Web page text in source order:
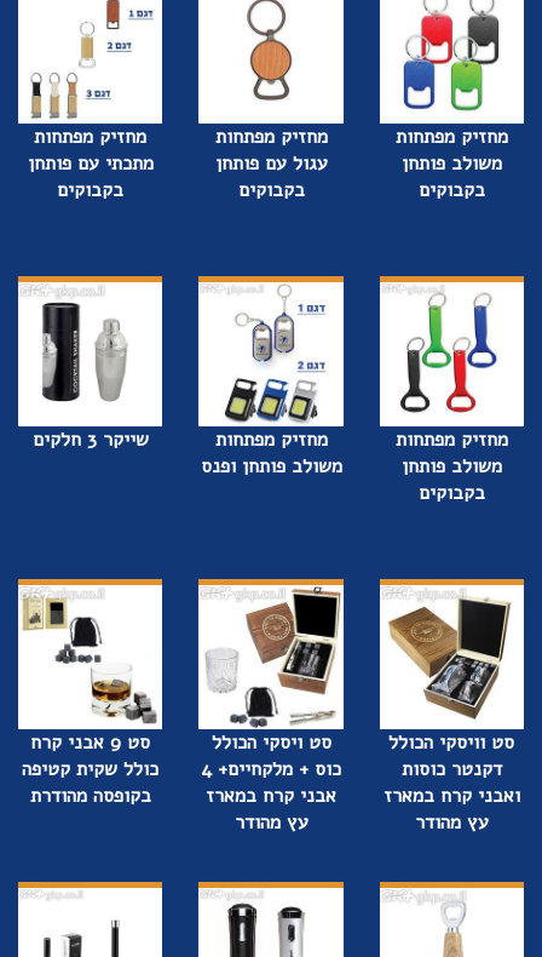
מחזיק מפתחות
משולב פותחן
בקבוקים
מחזיק מפתחות
עגול עם פותחן
בקבוקים
מחזיק מפתחות
מתכתי עם פותחן
בקבוקים
מחזיק מפתחות
משולב פותחן
בקבוקים
מחזיק מפתחות
משולב פותחן ופנס
שייקר 3 חלקים
סט וויסקי הכולל
דקנטר כוסות
ואבני קרח במארז
עץ מהודר
סט ויסקי הכולל
כוס + מלקחיים+ 4
אבני קרח במארז
עץ מהודר
סט 9 אבני קרח
כולל שקית קטיפה
בקופסה מהודרת